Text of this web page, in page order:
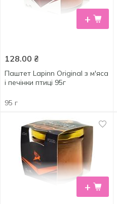
+
128.00 ₴
Паштет Lapinn Original з м'яса
і печінки птиці 95г
95 г
+